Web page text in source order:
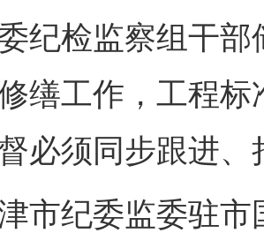
纪检监察组干
缮工作，工程
必须同步跟进、
纪委监委驻市